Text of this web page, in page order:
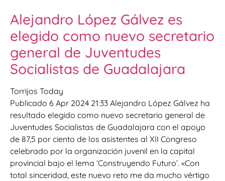
Alejandro López Gálvez es
elegido como nuevo secretario
general de Juventudes
Socialistas de Guadalajara
Torrijos Today
Publicado 6 Apr 2024 21:33 Alejandro López Gálvez ha
resultado elegido como nuevo secretario general de
Juventudes Socialistas de Guadalajara con el apoyo
de 87,5 por ciento de los asistentes al XII Congreso
celebrado por la organización juvenil en la capital
provincial bajo el lema ‘Construyendo Futuro’. «Con
total sinceridad, este nuevo reto me da mucho vértigo